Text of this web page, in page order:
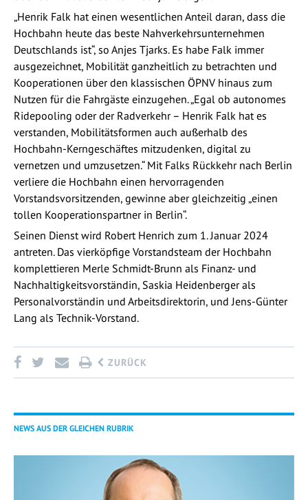
„Henrik Falk hat einen wesentlichen Anteil daran, dass die
Hochbahn heute das beste Nahverkehrsunternehmen
Deutschlands ist“, so Anjes Tjarks. Es habe Falk immer
ausgezeichnet, Mobilität ganzheitlich zu betrachten und
Kooperationen über den klassischen ÖPNV hinaus zum
Nutzen für die Fahrgäste einzugehen. „Egal ob autonomes
Ridepooling oder der Radverkehr – Henrik Falk hat es
verstanden, Mobilitätsformen auch außerhalb des
Hochbahn-Kerngeschäftes mitzudenken, digital zu
vernetzen und umzusetzen.“ Mit Falks Rückkehr nach Berlin
verliere die Hochbahn einen hervorragenden
Vorstandsvorsitzenden, gewinne aber gleichzeitig „einen
tollen Kooperationspartner in Berlin“.
Seinen Dienst wird Robert Henrich zum 1. Januar 2024
antreten. Das vierköpfige Vorstandsteam der Hochbahn
komplettieren Merle Schmidt-Brunn als Finanz- und
Nachhaltigkeitsvorständin, Saskia Heidenberger als
Personalvorständin und Arbeitsdirektorin, und Jens-Günter
Lang als Technik-Vorstand.
ZURÜCK
NEWS AUS DER GLEICHEN RUBRIK